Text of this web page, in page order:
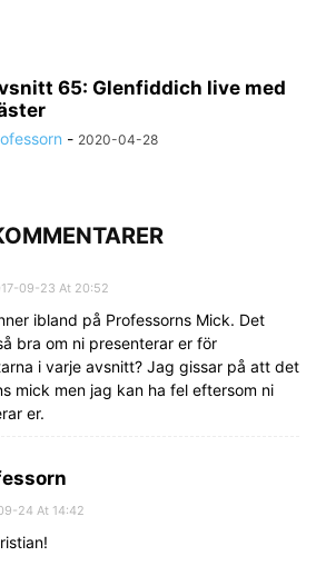
65: Glenfiddich live med
- 2020-04-28
09-23 At 20:52
ibland på Professorns Mick. Det
bra om ni presenterar er för
i varje avsnitt? Jag gissar på att det
mick men jag kan ha fel eftersom ni
er.
24 At 14:42